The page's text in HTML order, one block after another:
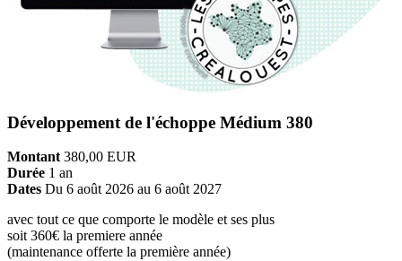
Développement de l'échoppe Médium 380
Montant 380,00 EUR
Durée 1 an
Dates Du 6 août 2026 au 6 août 2027
avec tout ce que comporte le modèle et ses plus
soit 360€ la premiere année
(maintenance offerte la première année)